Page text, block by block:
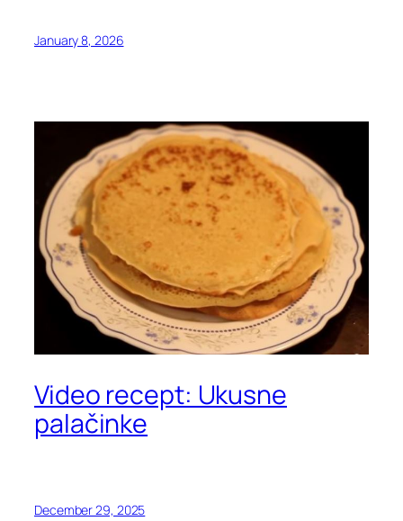
January 8, 2026
Video recept: Ukusne
palačinke
December 29, 2025